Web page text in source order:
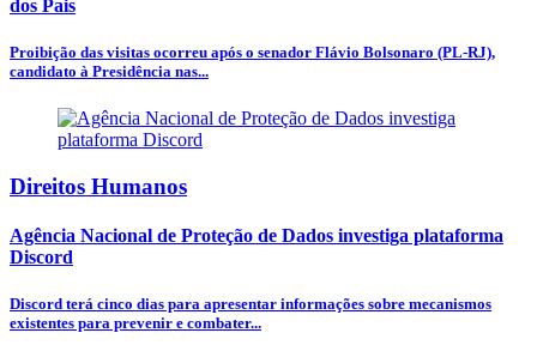
dos Pais
Proibição das visitas ocorreu após o senador Flávio Bolsonaro (PL-RJ),
candidato à Presidência nas...
Direitos Humanos
Agência Nacional de Proteção de Dados investiga plataforma
Discord
Discord terá cinco dias para apresentar informações sobre mecanismos
existentes para prevenir e combater...